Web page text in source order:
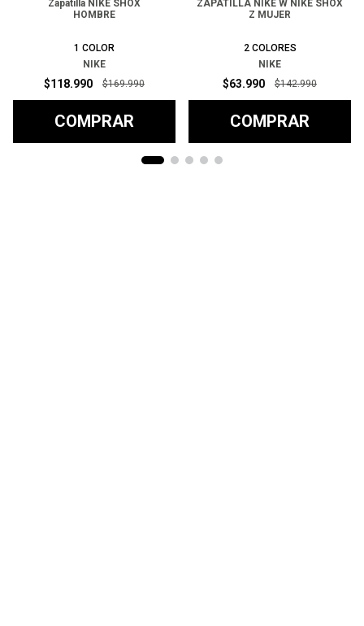
Zapatilla NIKE SHOX
HOMBRE
1 COLOR
NIKE
$118.990 $169.990
COMPRAR
ZAPATILLA NIKE W NIKE SHOX
Z MUJER
2 COLORES
NIKE
$63.990 $142.990
COMPRAR